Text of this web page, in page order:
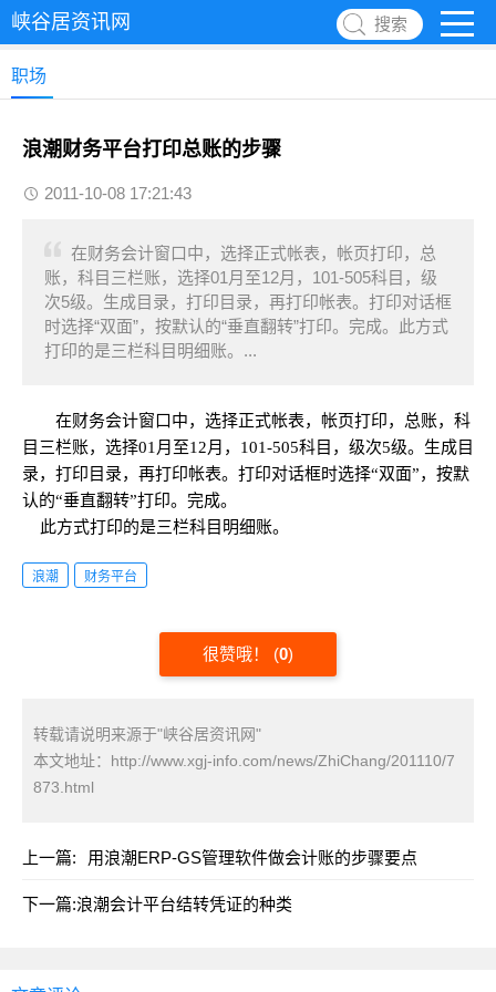
峡谷居资讯网 搜索
职场
浪潮财务平台打印总账的步骤
2011-10-08 17:21:43
在财务会计窗口中，选择正式帐表，帐页打印，总
账，科目三栏账，选择01月至12月，101-505科目，级
次5级。生成目录，打印目录，再打印帐表。打印对话框
时选择“双面”，按默认的“垂直翻转”打印。完成。此方式
打印的是三栏科目明细账。...
在财务会计窗口中，选择正式帐表，帐页打印，总账，科
目三栏账，选择01月至12月，101-505科目，级次5级。生成目
录，打印目录，再打印帐表。打印对话框时选择“双面”，按默
认的“垂直翻转”打印。完成。
此方式打印的是三栏科目明细账。
浪潮 财务平台
很赞哦！ (0)
转载请说明来源于"峡谷居资讯网"
本文地址： http://www.xgj-info.com/news/ZhiChang/201110/7
873.html
上一篇: 用浪潮ERP-GS管理软件做会计账的步骤要点
下一篇:浪潮会计平台结转凭证的种类